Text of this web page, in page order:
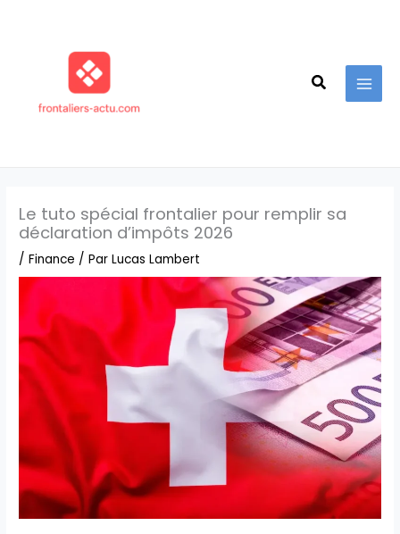
Le tuto spécial frontalier pour remplir sa
déclaration d’impôts 2026
/Finance / ParLucas Lambert